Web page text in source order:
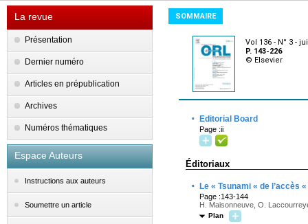
La revue
Présentation
Dernier numéro
Articles en prépublication
Archives
Numéros thématiques
Espace Auteurs
Instructions aux auteurs
Soumettre un article
SOMMAIRE
Vol 136 - N° 3 -
P. 143-226
© Elsevier
· Editorial Board
Page :ii
Éditoriaux
· Le « Tsunami « de l’accès
Page :143-144
H. Maisonneuve, O.
Plan